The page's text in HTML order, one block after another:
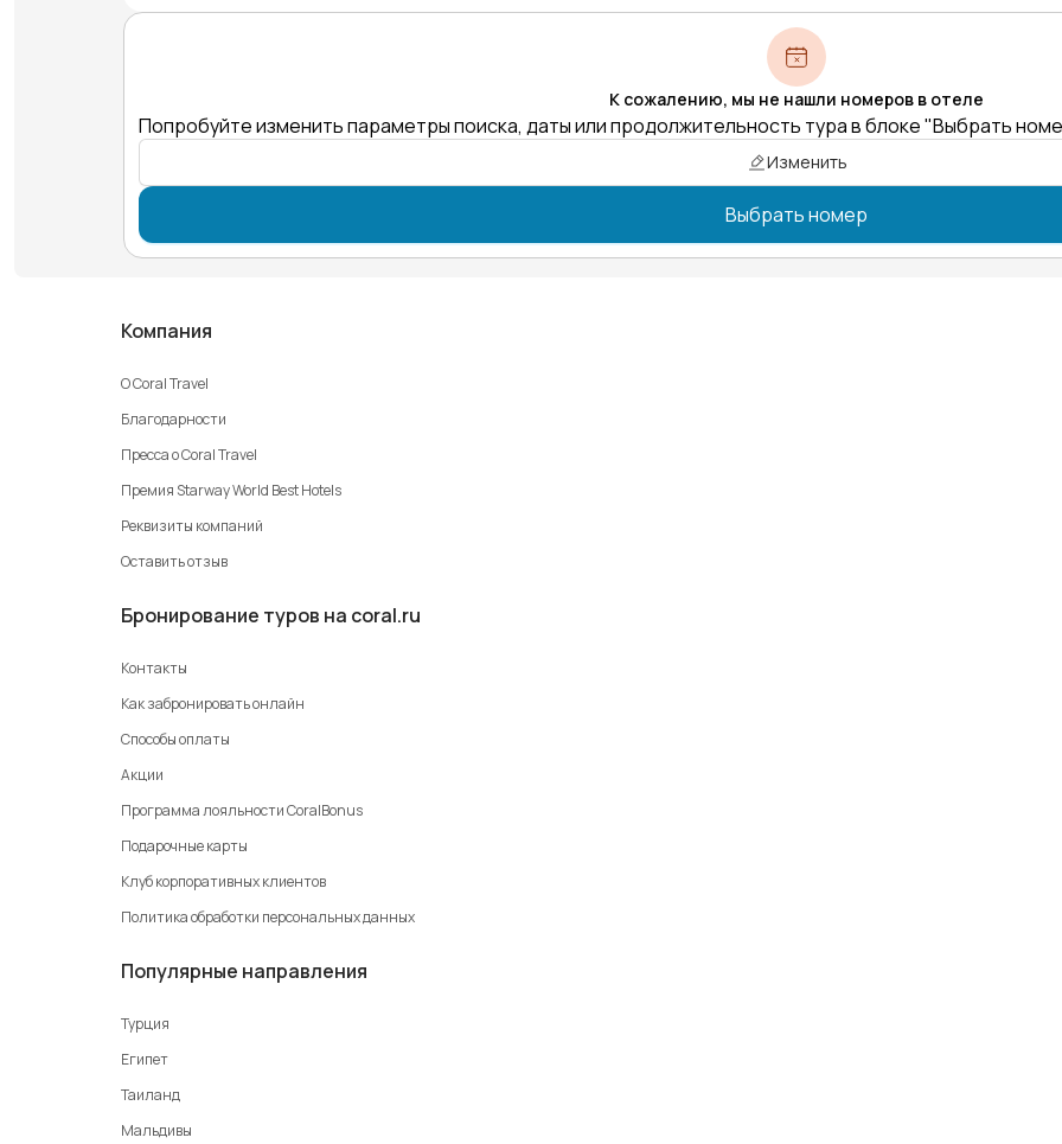
К сожалению, мы не нашли номеров в отеле
Попробуйте изменить параметры поиска, даты или продолжительность тура в блоке "Выбрать
Изменить
Выбрать номер
Компания
О Coral Travel
Благодарности
Пресса о Coral Travel
Премия Starway World Best Hotels
Реквизиты компаний
Оставить отзыв
Бронирование туров на coral.ru
Контакты
Как забронировать онлайн
Способы оплаты
Акции
Программа лояльности CoralBonus
Подарочные карты
Клуб корпоративных клиентов
Политика обработки персональных данных
Популярные направления
Турция
Египет
Таиланд
Мальдивы